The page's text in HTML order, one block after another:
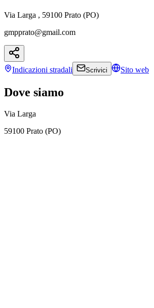
Via Larga , 59100 Prato (PO)
gmpprato@gmail.com
Indicazioni stradali Scrivici Sito web
Dove siamo
Via Larga
59100 Prato (PO)